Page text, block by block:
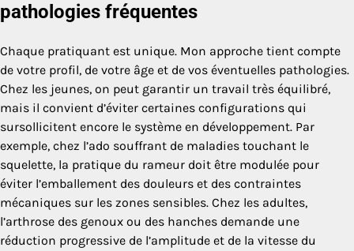
pathologies fréquentes
Chaque pratiquant est unique. Mon approche tient compte
de votre profil, de votre âge et de vos éventuelles pathologies.
Chez les jeunes, on peut garantir un travail très équilibré,
mais il convient d’éviter certaines configurations qui
sursollicitent encore le système en développement. Par
exemple, chez l’ado souffrant de maladies touchant le
squelette, la pratique du rameur doit être modulée pour
éviter l’emballement des douleurs et des contraintes
mécaniques sur les zones sensibles. Chez les adultes,
l’arthrose des genoux ou des hanches demande une
réduction progressive de l’amplitude et de la vitesse du